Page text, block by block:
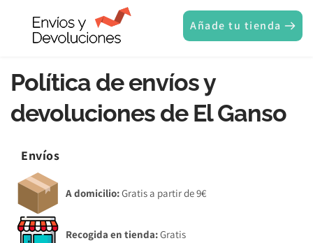
Añade tu tienda
Política de envíos y
devoluciones de El Ganso
Envíos
A domicilio: Gratis a partir de 9€
Recogida en tienda: Gratis